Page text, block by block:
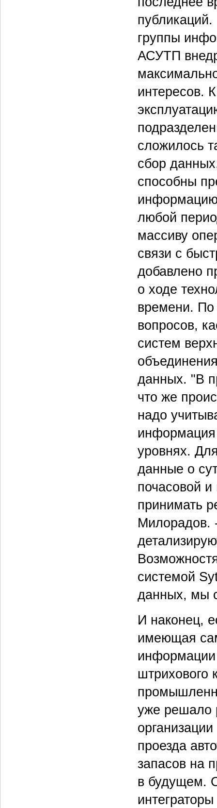
группы
АСУТП
интересов.
сложилось
сбор
способны
информацию
любой
массиву
связи с
добавлено
о ходе
времени. По
вопросов,
систем
данных. "В
что же
надо
информация
уровнях.
данные о
почасовой
принимать
Милорадов.
системой
данных, мы
И наконец,
имеющая
информации
штрихового
уже решало
проезда
запасов на
в будущем.